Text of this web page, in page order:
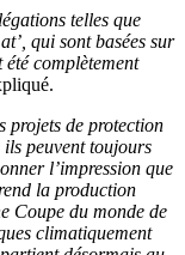
telles que
qui sont basées sur
complètement
projets de protection
peuvent toujours
l’impression que
la production
Coupe du monde de
climatiquement